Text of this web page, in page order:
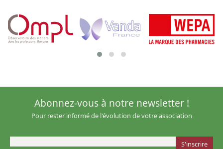
Abonnez-vous à notre newsletter !
Pour rester informé de l'évolution de votre association